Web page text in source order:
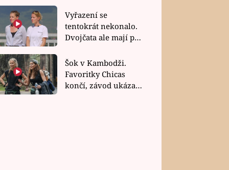
rychlé recepty
Vyřazení se
tentokrát nekonalo.
Dvojčata ale mají po
závodu nůž na krku
Šok v Kambodži.
Favoritky Chicas
končí, závod ukázal